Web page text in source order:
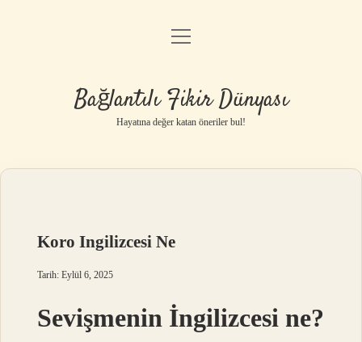
Anasayfa
Yasal Uyarı
menüyü
Bağlantılı Fikir Dünyası
Hayatına değer katan öneriler bul!
Koro Ingilizcesi Ne
Tarih: Eylül 6, 2025
Sevişmenin İngilizcesi ne?